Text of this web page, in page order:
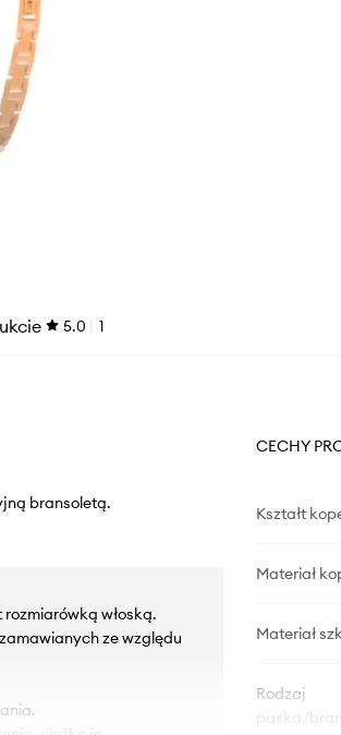
5.0 1
bransoletą.
włoską.
ze względu
CECHY
Kształt
Materiał
Materiał
Rodzaj
paska/